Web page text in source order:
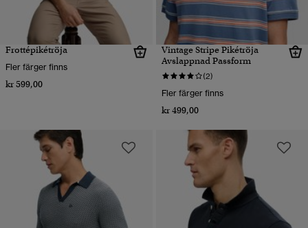
Frottépikétröja
Fler färger finns
kr 599,00
Vintage Stripe Pikétröja
Avslappnad Passform
(2)
Fler färger finns
kr 499,00